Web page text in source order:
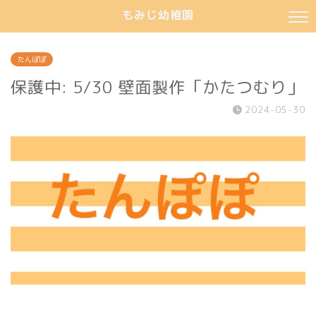
もみじ幼稚園
たんぽぽ
保護中: 5/30 壁面製作「かたつむり」
2024-05-30